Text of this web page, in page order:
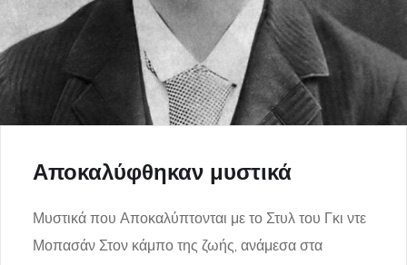
Αποκαλύφθηκαν μυστικά
Μυστικά που Αποκαλύπτονται με το Στυλ του Γκι ντε
Μοπασάν Στον κάμπο της ζωής, ανάμεσα στα